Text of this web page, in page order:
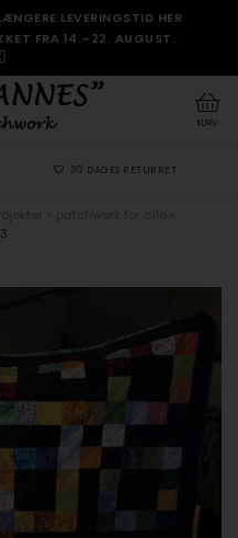
LEVERINGSTID HER
FRA 14.–22. AUGUST.
KURV
30 DAGES RETURRET